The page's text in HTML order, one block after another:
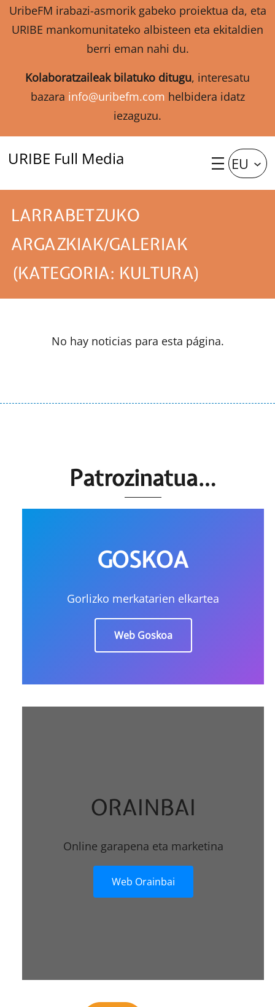
UribeFM irabazi-asmorik gabeko proiektua da, eta
URIBE mankomunitateko albisteen eta ekitaldien
berri eman nahi du.
Kolaboratzaileak bilatuko ditugu, interesatu
bazara info@uribefm.com helbidera idatz
iezaguzu.
URIBE Full Media EU
LARRABETZUKO
ARGAZKIAK/GALERIAK
(KATEGORIA: KULTURA)
No hay noticias para esta página.
Patrozinatua…
GOSKOA
Gorlizko merkatarien elkartea
Web Goskoa
ORAINBAI
Online garapena eta marketina
Web Orainbai